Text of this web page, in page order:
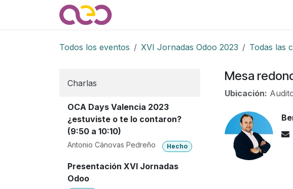
Todos los eventos XVI Jornadas Odoo 2023 Todas las
Charlas
OCA Days Valencia 2023
¿estuviste o te lo contaron?
(9:50 a 10:10)
Antonio Cánovas Pedreño Hecho
Presentación XVI Jornadas
Odoo
Mesa
Ubicación: